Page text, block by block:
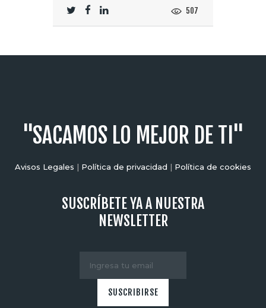
507
"SACAMOS LO MEJOR DE TI"
Avisos Legales | Política de privacidad | Política de cookies
SUSCRÍBETE YA A NUESTRA
NEWSLETTER